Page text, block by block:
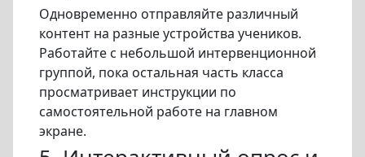
Одновременно отправляйте различный
контент на разные устройства учеников.
Работайте с небольшой интервенционной
группой, пока остальная часть класса
просматривает инструкции по
самостоятельной работе на главном
экране.